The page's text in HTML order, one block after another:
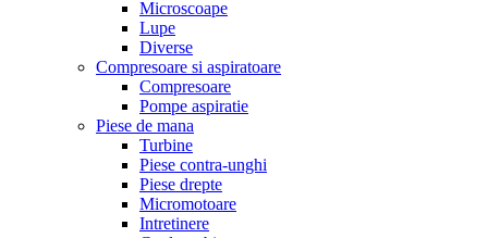
Microscoape
Lupe
Diverse
Compresoare si aspiratoare
Compresoare
Pompe aspiratie
Piese de mana
Turbine
Piese contra-unghi
Piese drepte
Micromotoare
Intretinere